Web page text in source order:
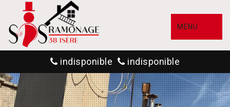
MENU
indisponible indisponible